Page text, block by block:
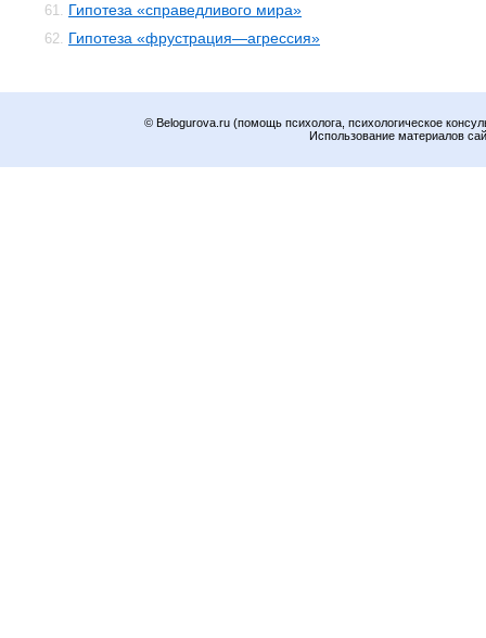
61. Гипотеза «справедливого мира»
62. Гипотеза «фрустрация—агрессия»
© Belogurova.ru (помощь психолога, психологическое
Использование материалов